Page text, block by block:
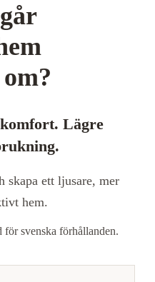
Lägre
ett ljusare, mer
hem.
för svenska förhållanden.